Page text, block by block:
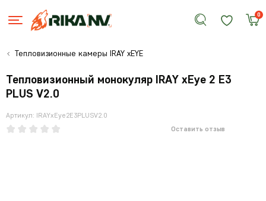
0
Тепловизионные камеры IRAY xEYE
Тепловизионный монокуляр IRAY xEye 2 E3
PLUS V2.0
Артикул: IRAYxEye2E3PLUSV2.0
Оставить отзыв